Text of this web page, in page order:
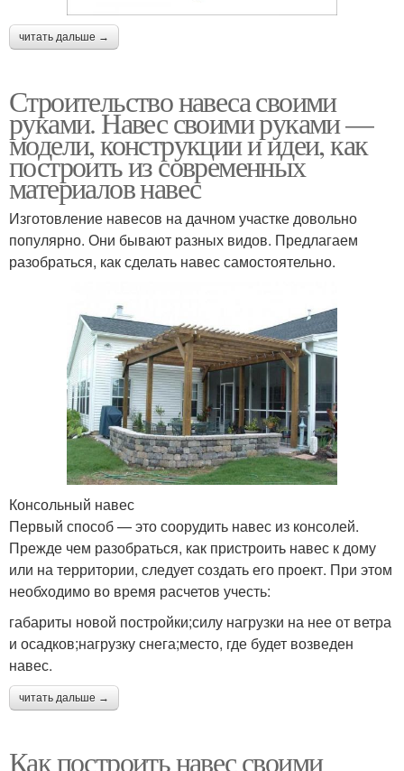
читать дальше →
Строительство навеса своими
руками. Навес своими руками —
модели, конструкции и идеи, как
построить из современных
материалов навес
Изготовление навесов на дачном участке довольно
популярно. Они бывают разных видов. Предлагаем
разобраться, как сделать навес самостоятельно.
Консольный навес
Первый способ — это соорудить навес из консолей.
Прежде чем разобраться, как пристроить навес к дому
или на территории, следует создать его проект. При этом
необходимо во время расчетов учесть:
габариты новой постройки;силу нагрузки на нее от ветра
и осадков;нагрузку снега;место, где будет возведен
навес.
читать дальше →
Как построить навес своими